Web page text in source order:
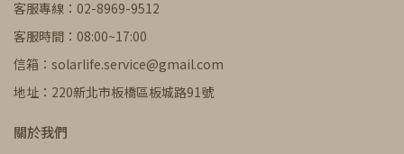
客服專線：02-8969-9512
客服時間：08:00~17:00
信箱：solarlife.service@gmail.com
地址：220新北市板橋區板城路91號
關於我們